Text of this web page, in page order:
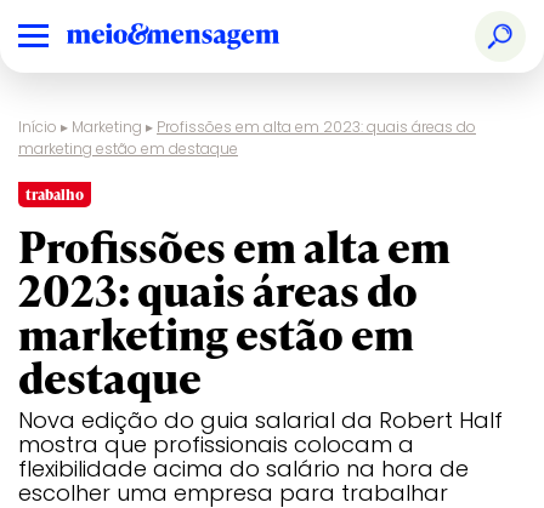
Início ▸ Marketing ▸ Profissões em alta em 2023: quais áreas do
marketing estão em destaque
trabalho
Profissões em alta em
2023: quais áreas do
marketing estão em
destaque
Nova edição do guia salarial da Robert Half
mostra que profissionais colocam a
flexibilidade acima do salário na hora de
escolher uma empresa para trabalhar